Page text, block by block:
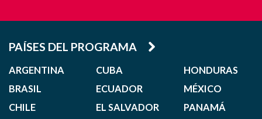
PAÍSES DEL PROGRAMA
ARGENTINA
BRASIL
CHILE
CUBA
ECUADOR
EL SALVADOR
HONDURAS
MÉXICO
PANAMÁ